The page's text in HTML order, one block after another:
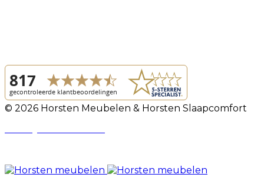
© 2026 Horsten Meubelen & Horsten Slaapcomfort